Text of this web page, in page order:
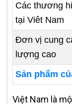
Các thương
tại Viêt Nam
Đơn vị cung
lượng cao
Sản phẩm
Việt Nam là